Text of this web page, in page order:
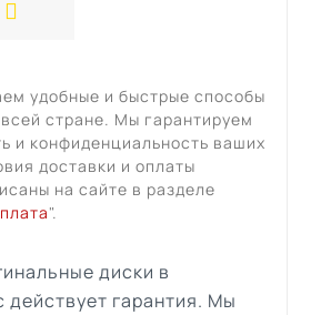
удобные и быстрые способы
стране. Мы гарантируем
и конфиденциальность ваших
доставки и оплаты
на сайте в разделе
".
диски в
гарантия. Мы